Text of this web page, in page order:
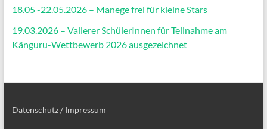
18.05 -22.05.2026 – Manege frei für kleine Stars
19.03.2026 – Vallerer SchülerInnen für Teilnahme am
Känguru-Wettbewerb 2026 ausgezeichnet
Datenschutz / Impressum